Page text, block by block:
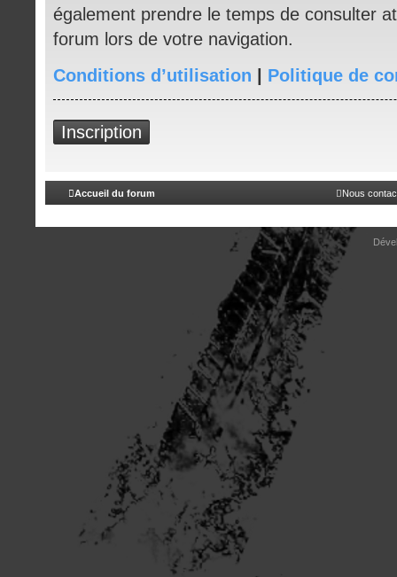
également prendre le temps de consulter
forum lors de votre navigation.
Conditions d’utilisation
Politique de
Inscription
Accueil du forum Nous